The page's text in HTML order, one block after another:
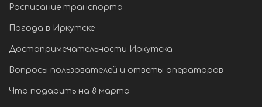
Расписание транспорта
Погода в Иркутске
Достопримечательности Иркутска
Вопросы пользователей и ответы операторов
Что подарить на 8 марта